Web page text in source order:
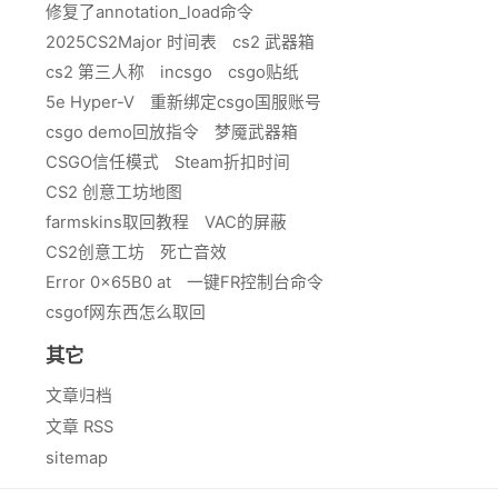
修复了annotation_load命令
2025CS2Major 时间表
cs2 武器箱
cs2 第三人称
incsgo
csgo贴纸
5e Hyper-V
重新绑定csgo国服账号
csgo demo回放指令
梦魇武器箱
CSGO信任模式
Steam折扣时间
CS2 创意工坊地图
farmskins取回教程
VAC的屏蔽
CS2创意工坊
死亡音效
Error 0x65B0 at
一键FR控制台命令
csgof网东西怎么取回
其它
文章归档
文章 RSS
sitemap